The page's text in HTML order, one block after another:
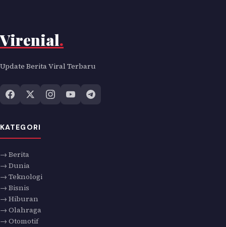
Virenial.
Update Berita Viral Terbaru
KATEGORI
→ Berita
→ Dunia
→ Teknologi
→ Bisnis
→ Hiburan
→ Olahraga
→ Otomotif